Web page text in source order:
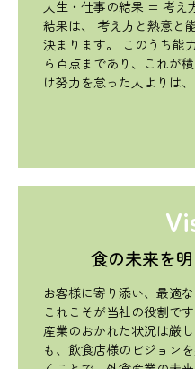
人生・仕事の結果 = 考
結果は、 考え方と熱意と
決まります。 このうち能
ら百点まであり、これが
け努力を怠った人よりは
食の未来を
お客様に寄り添い、最適
これこそが当社の役割で
産業のおかれた状況は厳
も、飲食店様のビジョン